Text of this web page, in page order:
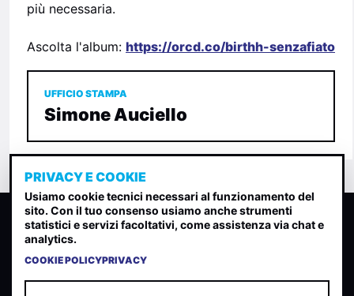
più necessaria.
Ascolta l'album: https://orcd.co/birthh-senzafiato
UFFICIO STAMPA
Simone Auciello
CLASSIFICA INDIE
Classifica per indice di gradimento generata dall analisi di
PRIVACY E COOKIE
Usiamo cookie tecnici necessari al funzionamento del
sito. Con il tuo consenso usiamo anche strumenti
statistici e servizi facoltativi, come assistenza via chat e
analytics.
COOKIE POLICYPRIVACY